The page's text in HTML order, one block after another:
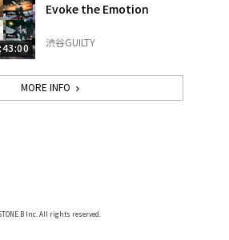
Evoke the Emotion
渋谷GUILTY
MORE INFO
Inc. All rights reserved.